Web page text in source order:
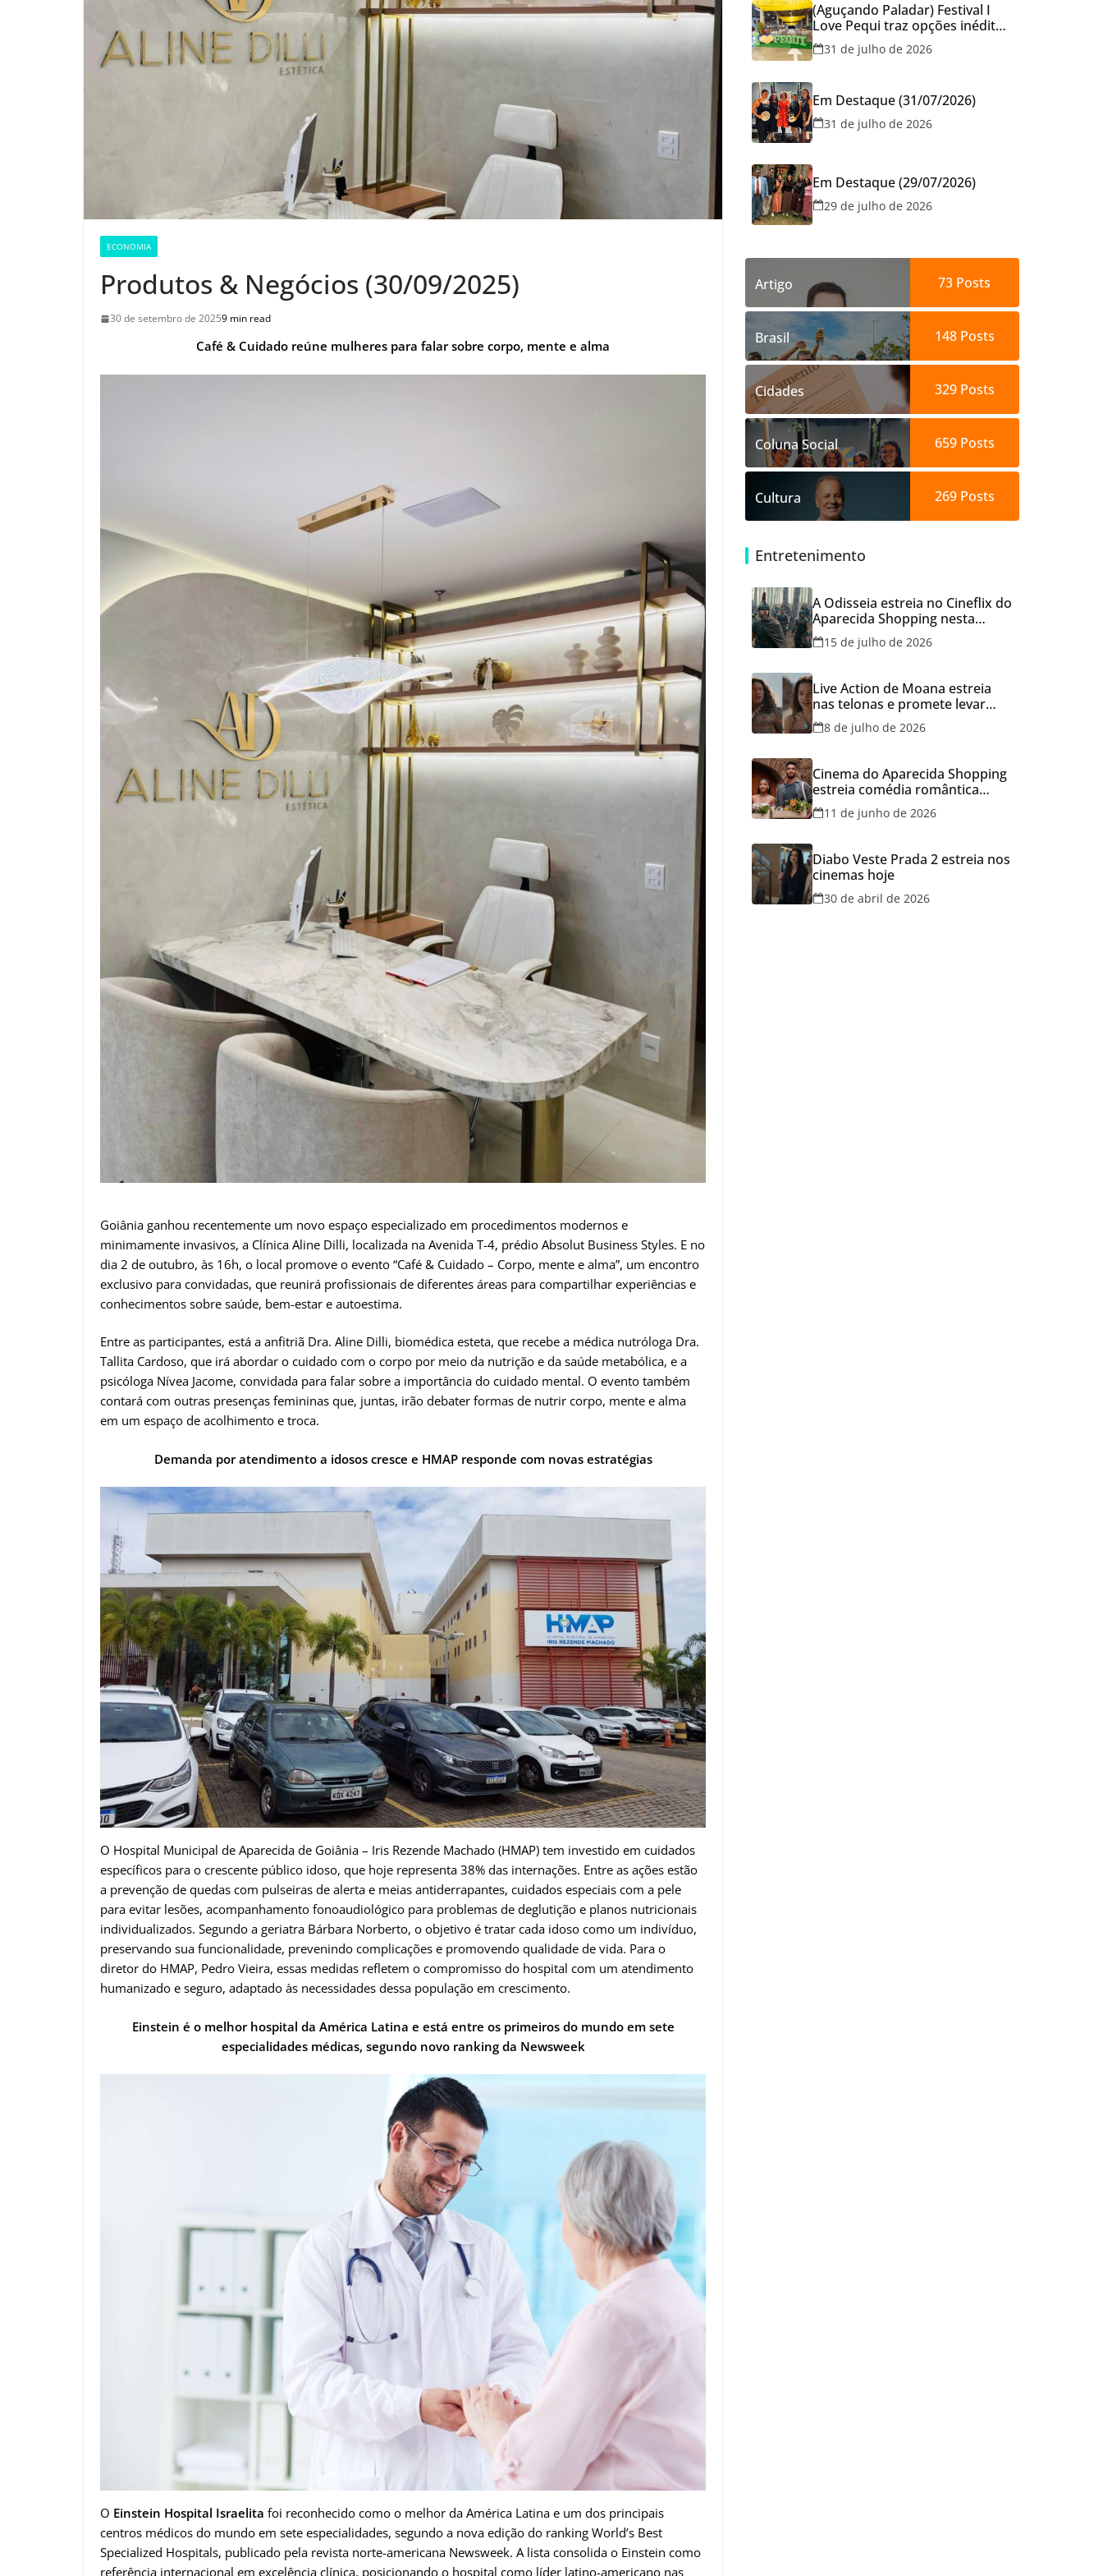
ECONOMIA
Produtos & Negócios (30/09/2025)
30 de setembro de 20259 min read
Café & Cuidado reúne mulheres para falar sobre corpo, mente e alma
Goiânia ganhou recentemente um novo espaço especializado em procedimentos modernos e
minimamente invasivos, a Clínica Aline Dilli, localizada na Avenida T-4, prédio Absolut Business Styles. E no
dia 2 de outubro, às 16h, o local promove o evento “Café & Cuidado – Corpo, mente e alma”, um encontro
exclusivo para convidadas, que reunirá profissionais de diferentes áreas para compartilhar experiências e
conhecimentos sobre saúde, bem-estar e autoestima.
Entre as participantes, está a anfitriã Dra. Aline Dilli, biomédica esteta, que recebe a médica nutróloga Dra.
Tallita Cardoso, que irá abordar o cuidado com o corpo por meio da nutrição e da saúde metabólica, e a
psicóloga Nívea Jacome, convidada para falar sobre a importância do cuidado mental. O evento também
contará com outras presenças femininas que, juntas, irão debater formas de nutrir corpo, mente e alma
em um espaço de acolhimento e troca.
Demanda por atendimento a idosos cresce e HMAP responde com novas estratégias
O Hospital Municipal de Aparecida de Goiânia – Iris Rezende Machado (HMAP) tem investido em cuidados
específicos para o crescente público idoso, que hoje representa 38% das internações. Entre as ações estão
a prevenção de quedas com pulseiras de alerta e meias antiderrapantes, cuidados especiais com a pele
para evitar lesões, acompanhamento fonoaudiológico para problemas de deglutição e planos nutricionais
individualizados. Segundo a geriatra Bárbara Norberto, o objetivo é tratar cada idoso como um indivíduo,
preservando sua funcionalidade, prevenindo complicações e promovendo qualidade de vida. Para o
diretor do HMAP, Pedro Vieira, essas medidas refletem o compromisso do hospital com um atendimento
humanizado e seguro, adaptado às necessidades dessa população em crescimento.
Einstein é o melhor hospital da América Latina e está entre os primeiros do mundo em sete
especialidades médicas, segundo novo ranking da Newsweek
O Einstein Hospital Israelita foi reconhecido como o melhor da América Latina e um dos principais
centros médicos do mundo em sete especialidades, segundo a nova edição do ranking World’s Best
Specialized Hospitals, publicado pela revista norte-americana Newsweek. A lista consolida o Einstein como
referência internacional em excelência clínica, posicionando o hospital como líder latino-americano nas
(Aguçando Paladar) Festival I
Love Pequi traz opções inéditas
de pratos e atrações gratuitas
no fim de semana dos Pais em
31 de julho de 2026
Em Destaque (31/07/2026)
31 de julho de 2026
Em Destaque (29/07/2026)
29 de julho de 2026
Artigo 73 Posts
Brasil 148Posts
Cidades 329Posts
Coluna Social 659Posts
Cultura 269Posts
Entretenimento
A Odisseia estreia no Cineflix do
Aparecida Shopping nesta
quinta, 16
15 de julho de 2026
Live Action de Moana estreia
nas telonas e promete levar
aventura e emoção ao Cineflix
do Aparecida Shopping
8 de julho de 2026
Cinema do Aparecida Shopping
estreia comédia romântica
ambientada na Itália, hoje e
lança promoção para o Dia dos
11 de junho de 2026
Diabo Veste Prada 2 estreia nos
cinemas hoje
30 de abril de 2026